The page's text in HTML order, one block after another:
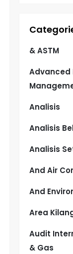
& ASTM
Advanced
Analisis
Analisis
Analisis
And Air
And
Area
Audit
& Gas